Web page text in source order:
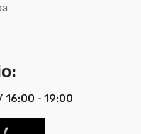
16:00 - 19:00